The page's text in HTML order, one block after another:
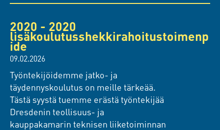
2020 - 2020
lisäkoulutusshekkirahoitustoimenp
ide
09.02.2026
Työntekijöidemme jatko- ja
täydennyskoulutus on meille tärkeää.
Tästä syystä tuemme erästä työntekijää
Dresdenin teollisuus- ja
kauppakamarin teknisen liiketoiminnan